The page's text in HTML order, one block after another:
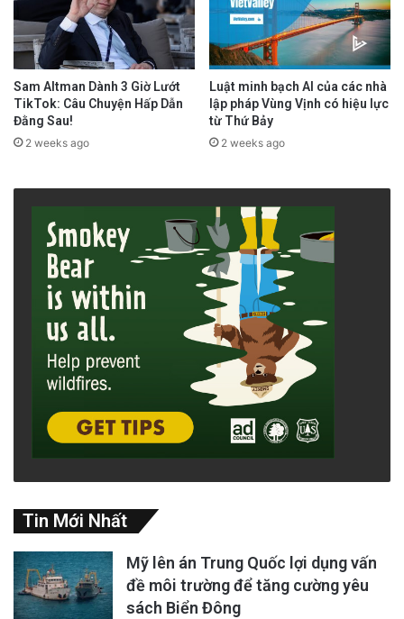
Sam Altman Dành 3 Giờ Lướt
TikTok: Câu Chuyện Hấp Dẫn
Đằng Sau!
2 weeks ago
Luật minh bạch AI của các nhà
lập pháp Vùng Vịnh có hiệu lực
từ Thứ Bảy
2 weeks ago
Tin Mới Nhất
Mỹ lên án Trung Quốc lợi dụng vấn
đề môi trường để tăng cường yêu
sách Biển Đông